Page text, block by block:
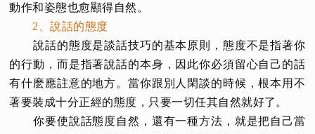
動作和姿態也愈顯得自然。
2、說話的態度
說話的態度是談話技巧的基本原則，態度不是指著你
的行動，而是指著說話的本身，因此你必須留心自己的話
有什麽應註意的地方。當你跟別人閑談的時候，根本用不
著要裝成十分正經的態度，只要一切任其自然就好了。
你要使說話態度自然，還有一種方法，就是把自己當